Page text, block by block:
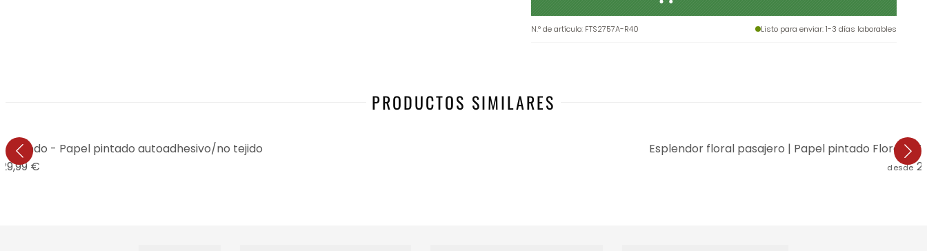
N.º de artículo: FTS2757A-R40 Listo para enviar: 1-3 días laborables
PRODUCTOS SIMILARES
- Papel pintado autoadhesivo/no tejido
29,99 €
Esplendor floral pasajero | Papel pintado Floral -
desde